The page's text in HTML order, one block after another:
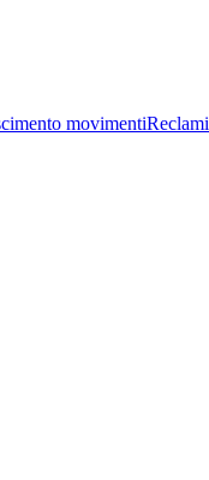
movimentiReclami